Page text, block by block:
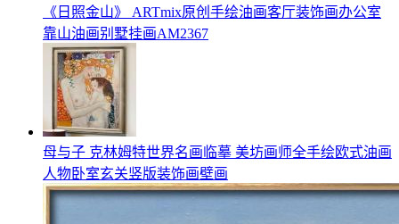
《日照金山》 ARTmix原创手绘油画客厅装饰画办公室
靠山油画别墅挂画AM2367
母与子 克林姆特世界名画临摹 美坊画师全手绘欧式油画
人物卧室玄关竖版装饰画壁画